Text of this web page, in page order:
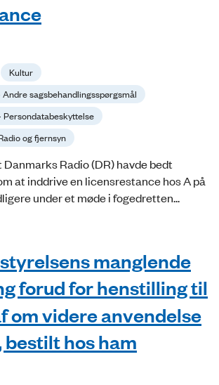
Kultur
Andre sagsbehandlingsspørgsmål
Persondatabeskyttelse
og fjernsyn
Danmarks Radio (DR) havde bedt
at inddrive en licensrestance hos A på
under et møde i fogedretten...
manglende
forud for henstilling til
om videre anvendelse
bestilt hos ham